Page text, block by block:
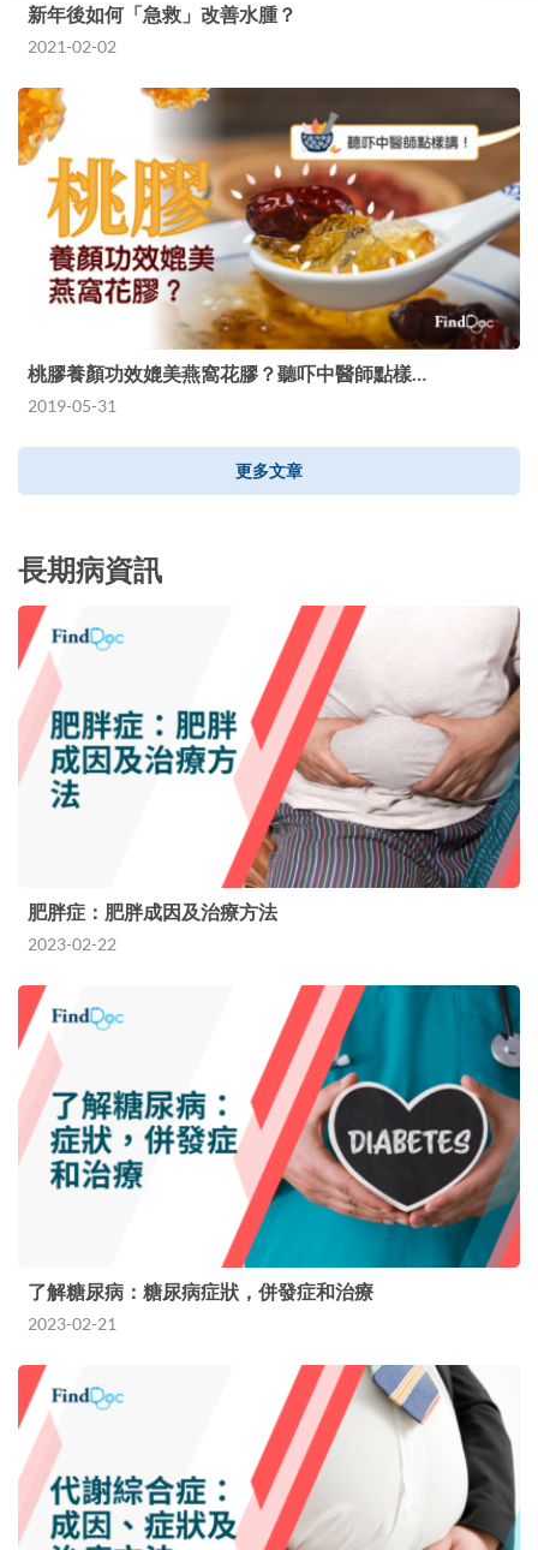
新年後如何「急救」改善水腫？
2021-02-02
桃膠養顏功效媲美燕窩花膠？聽吓中醫師點樣…
2019-05-31
更多文章
長期病資訊
肥胖症：肥胖成因及治療方法
2023-02-22
了解糖尿病：糖尿病症狀，併發症和治療
2023-02-21